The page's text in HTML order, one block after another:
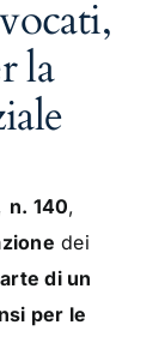
la
n. 140,
dei
di un
per le